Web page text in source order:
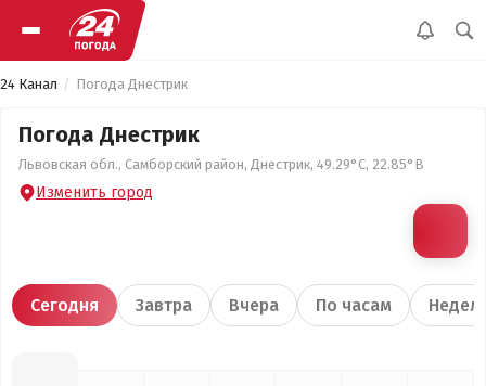
24 Канал Погода Днестрик
Погода Днестрик
Львовская обл., Самборский район, Днестрик, 49.29°С, 22.85°В
Изменить город
Сегодня Завтра Вчера По часам